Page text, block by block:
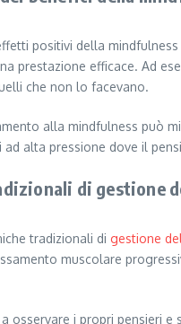
positivi della
prestazione efficace. Ad
che non lo facevano.
alla mindfulness può
alta pressione dove il
di gestione
tradizionali di gestione
muscolare
osservare i propri pensieri